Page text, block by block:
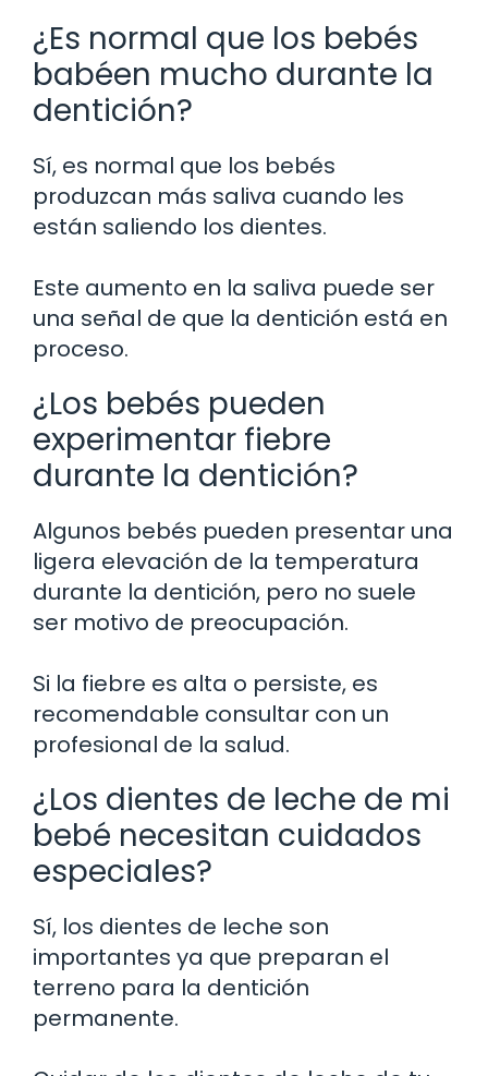
¿Es normal que los bebés
babéen mucho durante la
dentición?
Sí, es normal que los bebés
produzcan más saliva cuando les
están saliendo los dientes.
Este aumento en la saliva puede ser
una señal de que la dentición está en
proceso.
¿Los bebés pueden
experimentar fiebre
durante la dentición?
Algunos bebés pueden presentar una
ligera elevación de la temperatura
durante la dentición, pero no suele
ser motivo de preocupación.
Si la fiebre es alta o persiste, es
recomendable consultar con un
profesional de la salud.
¿Los dientes de leche de mi
bebé necesitan cuidados
especiales?
Sí, los dientes de leche son
importantes ya que preparan el
terreno para la dentición
permanente.